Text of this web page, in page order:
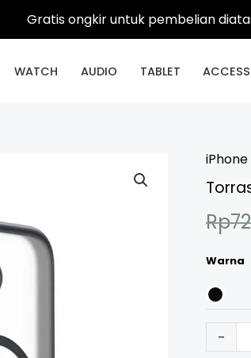
Gratis ongkir untuk pembelian
WATCH AUDIO TABLET
iPhone
Rp
Warna
-
Torras
Mag
Case
iPhone
quantity